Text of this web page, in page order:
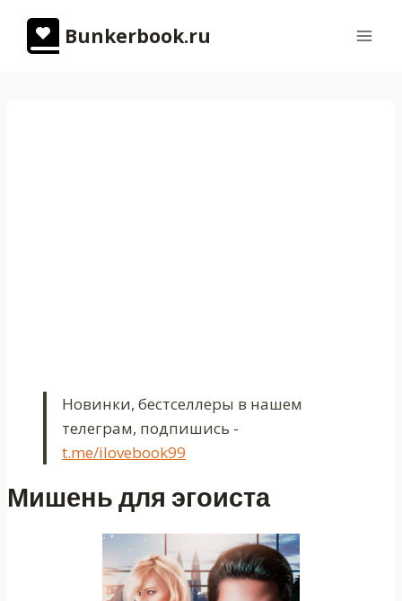
содержимому
Bunkerbook.ru
Новинки, бестселлеры в нашем
телеграм, подпишись -
t.me/ilovebook99
Мишень для эгоиста